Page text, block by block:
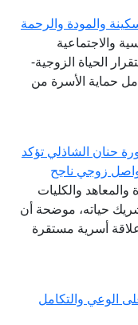
والمودة والرحمة
والاجتماعية
الحياة الزوجية-
حماية الأسرة من
حنان الشاذلي تؤكد
زوجي ناجح
والكليات
حياته، موضحة أن
أسرية مستقرة
الوعي والتكامل